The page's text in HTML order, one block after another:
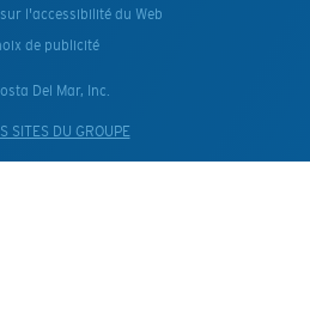
l'accessibilité du Web
de publicité
Del Mar, Inc.
SITES DU GROUPE